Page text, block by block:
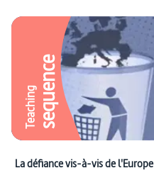
Teachingsequence
La défiance vis-à-vis de l'Europe